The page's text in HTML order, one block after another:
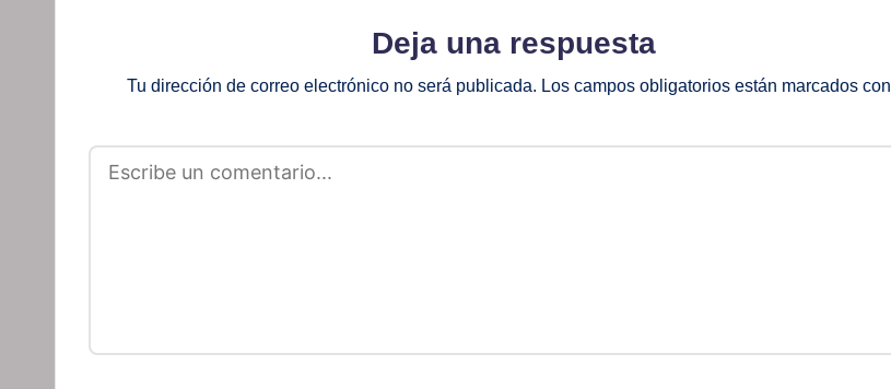
Deja una respuesta
Tu dirección de correo electrónico no será publicada. Los campos obligatorios están marcados con